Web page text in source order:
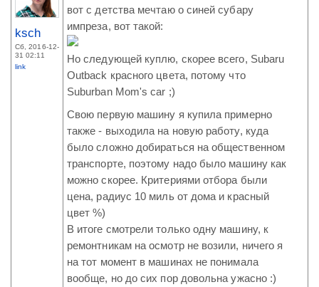
ksch
Сб, 2016-12-
31 02:11
link
вот с детства мечтаю о синей субару
импреза, вот такой:
Но следующей куплю, скорее всего, Subaru
Outback красного цвета, потому что
Suburban Mom's car ;)
Свою первую машину я купила примерно
также - выходила на новую работу, куда
было сложно добираться на общественном
транспорте, поэтому надо было машину как
можно скорее. Критериями отбора были
цена, радиус 10 миль от дома и красный
цвет %)
В итоге смотрели только одну машину, к
ремонтникам на осмотр не возили, ничего я
на тот момент в машинах не понимала
вообще, но до сих пор довольна ужасно :)